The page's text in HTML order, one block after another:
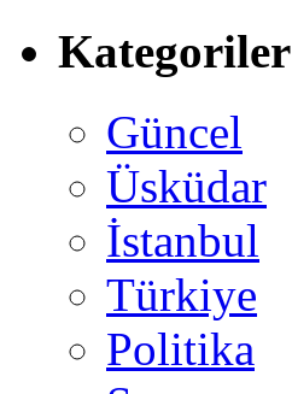
Kategoriler
Güncel
Üsküdar
İstanbul
Türkiye
Politika